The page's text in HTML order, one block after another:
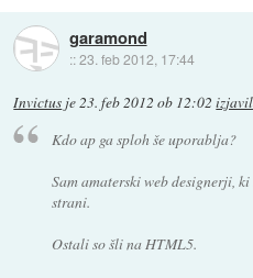
garamond
::23. feb 2012, 17:44
Invictus je23. feb 2012 ob 12:02 izjavil
Kdo ap ga sploh še uporablja?
Sam amaterski web designerji,
strani.
Ostali so šli na HTML5.